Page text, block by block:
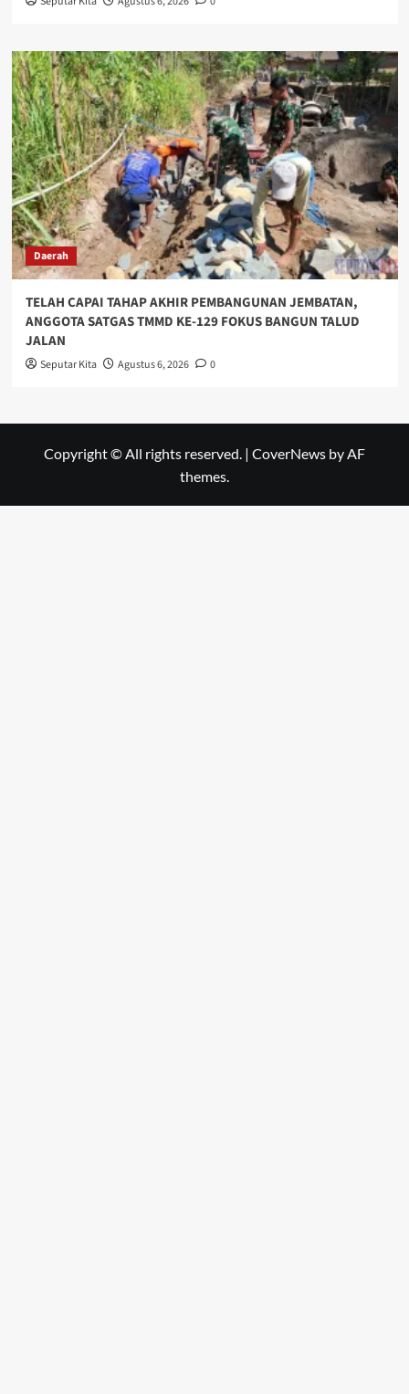
Daerah
TELAH CAPAI TAHAP AKHIR PEMBANGUNAN JEMBATAN,
ANGGOTA SATGAS TMMD KE-129 FOKUS BANGUN TALUD
JALAN
Seputar Kita Agustus 6, 2026 0
Copyright © All rights reserved. | CoverNews by AF
themes.